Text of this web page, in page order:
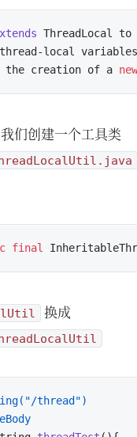
ThreadLocal
local
the creation of a new
们创建一个工具类
final
换成
thread")